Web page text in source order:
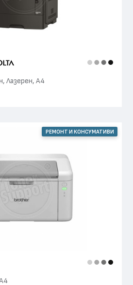
Лазерен, А4
РЕМОНТ И КОНСУМАТИВИ